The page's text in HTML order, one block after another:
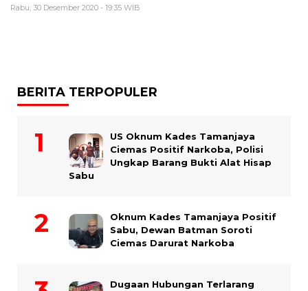
Rabu, 30 Desember 2020 - 19:35 WIB
BERITA TERPOPULER
US Oknum Kades Tamanjaya
Ciemas Positif Narkoba, Polisi
Ungkap Barang Bukti Alat Hisap
Sabu
Oknum Kades Tamanjaya Positif
Sabu, Dewan Batman Soroti
Ciemas Darurat Narkoba
Dugaan Hubungan Terlarang